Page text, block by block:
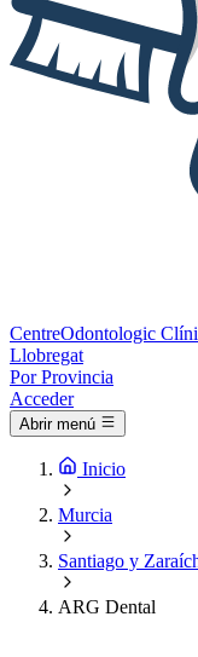
CentreOdontologic
Llobregat
Por Provincia
Acceder
Abrir menú
Inicio
Murcia
Santiago y
ARG Dental